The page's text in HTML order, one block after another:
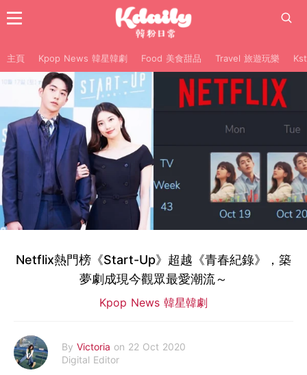
主頁 Kpop News 韓星韓劇 Food 美食甜品 Travel 旅遊玩樂
Netflix熱門榜《Start-Up》超越《青春紀錄》，築
夢劇成現今觀眾最愛潮流～
Kpop News 韓星韓劇
By Victoria on 22 Oct 2020
Digital Editor